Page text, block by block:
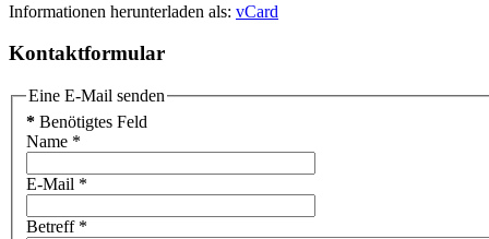
Informationen herunterladen als: vCard
Kontaktformular
Eine E-Mail senden
* Benötigtes Feld
Name *
E-Mail *
Betreff*